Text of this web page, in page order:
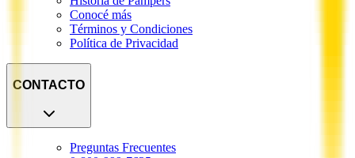
Conocé más
Términos y Condiciones
Política de Privacidad
CONTACTO
Preguntas Frecuentes